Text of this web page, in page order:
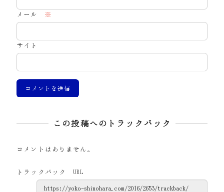
メール ※
サイト
この投稿へのトラックバック
コメントはありません。
トラックバック URL